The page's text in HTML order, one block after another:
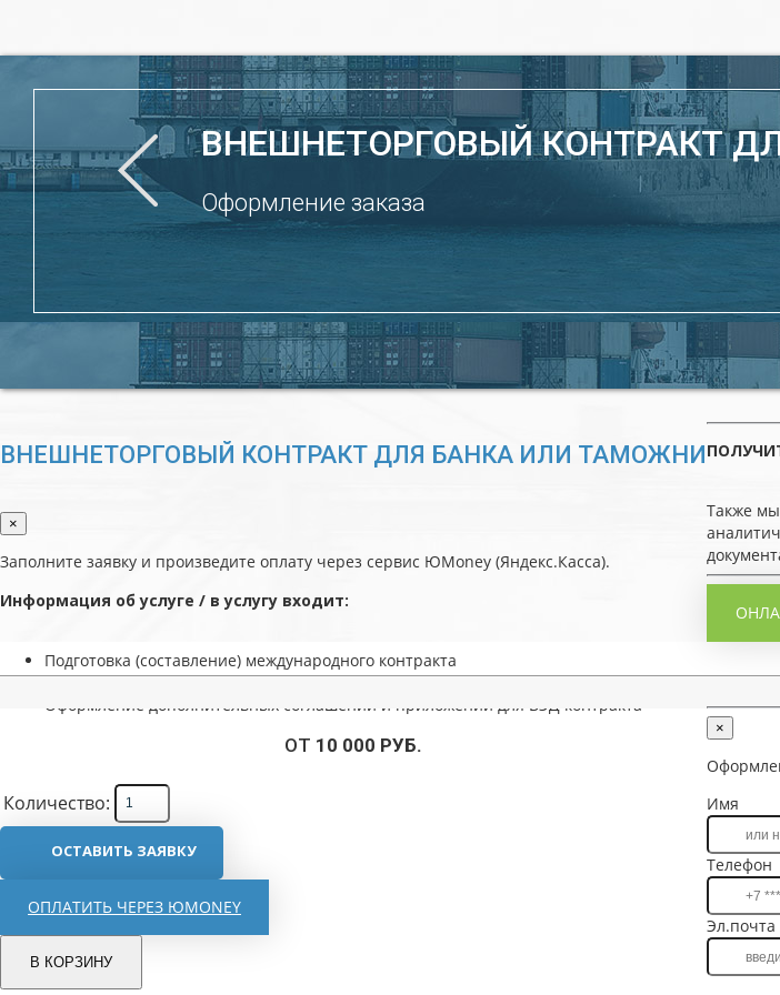
ВНЕШНЕТОРГОВЫЙ КОНТРАКТ
Оформление заказа
ВНЕШНЕТОРГОВЫЙ КОНТРАКТ ДЛЯ БАНКА ИЛИ ТАМОЖНИ
×
Заполните заявку и произведите оплату через сервис ЮMoney (Яндекс.Касса).
Информация об услуге / в услугу входит:
Подготовка (составление) международного контракта
Подготовка товарных спецификаций для внешнеторгового контракта
Оформление дополнительных соглашений и приложений для ВЭД контракта
ОТ 10 000 РУБ.
Количество:
ОСТАВИТЬ ЗАЯВКУ
ОПЛАТИТЬ ЧЕРЕЗ ЮMONEY
В КОРЗИНУ
Также мы
×
Имя
Телефон
Эл.почта